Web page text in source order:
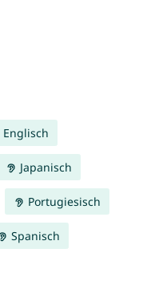
Englisch
Japanisch
Portugiesisch
Spanisch